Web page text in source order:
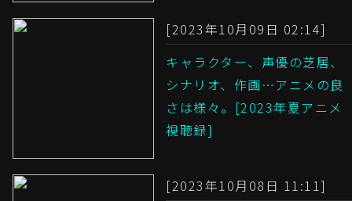
[2023年10月09日 02:14]
キャラクター、声優の芝居、
シナリオ、作画…アニメの良
さは様々。[2023年夏アニメ
視聴録]
[2023年10月08日 11:11]